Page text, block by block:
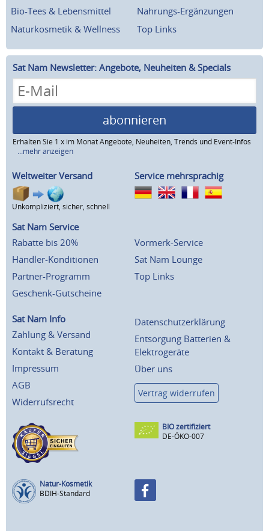
Bio-Tees & Lebensmittel
Nahrungs-Ergänzungen
Naturkosmetik & Wellness
Top Links
Sat Nam Newsletter: Angebote, Neuheiten & Specials
abonnieren
Erhalten Sie 1 x im Monat Angebote, Neuheiten, Trends und Event-Infos
...mehr anzeigen
Weltweiter Versand
Unkompliziert, sicher, schnell
Service mehrsprachig
Sat Nam Service
Rabatte bis 20%
Händler-Konditionen
Partner-Programm
Geschenk-Gutscheine
Vormerk-Service
Sat Nam Lounge
Top Links
Sat Nam Info
Zahlung & Versand
Kontakt & Beratung
Impressum
AGB
Widerrufsrecht
Datenschutzerklärung
Entsorgung Batterien &
Elektrogeräte
Über uns
Vertrag widerrufen
BIO zertifiziert
DE-ÖKO-007
Natur-Kosmetik
BDIH-Standard